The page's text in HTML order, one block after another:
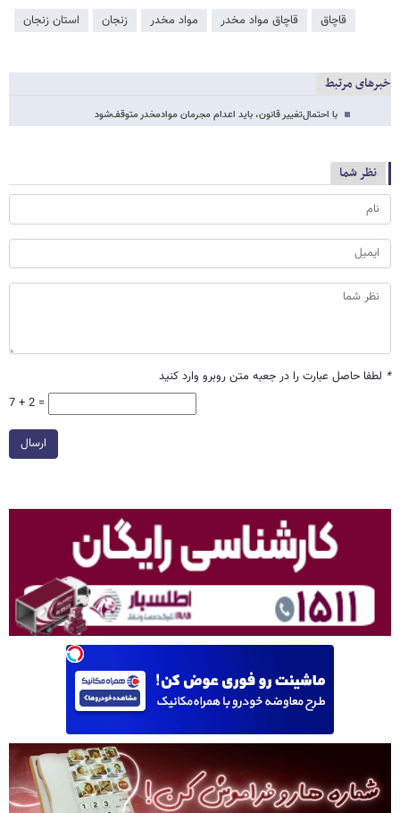
قاچاق قاچاق مواد مخدر مواد مخدر زنجان استان زنجان
خبرهای مرتبط
با احتمال‌تغییر قانون، باید اعدام‌ مجرمان‌ موادمخدر متوقف‌شود
نظر شما
* لطفا حاصل عبارت را در جعبه متن روبرو وارد کنید
7 + 2 =
ارسال